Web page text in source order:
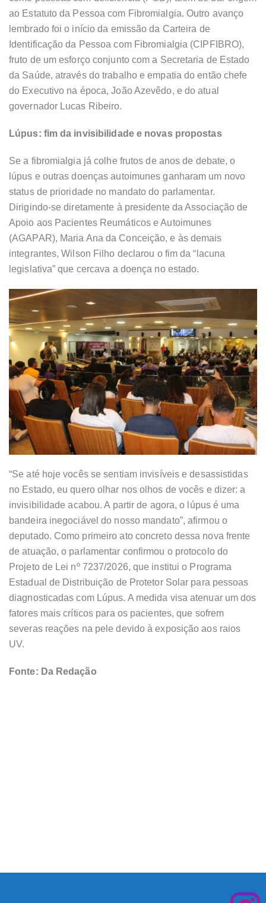
ao Estatuto da Pessoa com Fibromialgia. Outro avanço
lembrado foi o início da emissão da Carteira de
Identificação da Pessoa com Fibromialgia (CIPFIBRO),
fruto de um esforço conjunto com a Secretaria de Estado
da Saúde, através do trabalho e empatia do então chefe
do Executivo na época, João Azevêdo, e do atual
governador Lucas Ribeiro.
Lúpus: fim da invisibilidade e novas propostas
Se a fibromialgia já colhe frutos de anos de debate, o
lúpus e outras doenças autoimunes ganharam um novo
status de prioridade no mandato do parlamentar.
Dirigindo-se diretamente à presidente da Associação de
Apoio aos Pacientes Reumáticos e Autoimunes
(AGAPAR), Maria Ana da Conceição, e às demais
integrantes, Wilson Filho declarou o fim da “lacuna
legislativa” que cercava a doença no estado.
“Se até hoje vocês se sentiam invisíveis e desassistidas
no Estado, eu quero olhar nos olhos de vocês e dizer: a
invisibilidade acabou. A partir de agora, o lúpus é uma
bandeira inegociável do nosso mandato”, afirmou o
deputado. Como primeiro ato concreto dessa nova frente
de atuação, o parlamentar confirmou o protocolo do
Projeto de Lei nº 7237/2026, que institui o Programa
Estadual de Distribuição de Protetor Solar para pessoas
diagnosticadas com Lúpus. A medida visa atenuar um dos
fatores mais críticos para os pacientes, que sofrem
severas reações na pele devido à exposição aos raios
UV.
Fonte: Da Redação